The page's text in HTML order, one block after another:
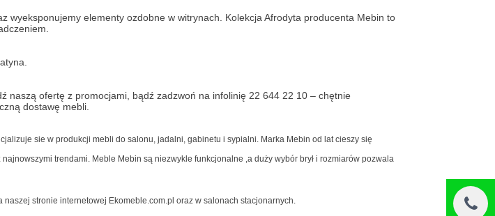
wyeksponujemy elementy ozdobne w witrynach. Kolekcja Afrodyta producenta Mebin to
naszą ofertę z promocjami, bądź zadzwoń na infolinię 22 644 22 10 – chętnie
dostawę mebli.
sie w produkcji mebli do salonu, jadalni, gabinetu i sypialni. Marka Mebin od lat cieszy się
trendami. Meble Mebin są niezwykle funkcjonalne ,a duży wybór brył i rozmiarów pozwala
stronie internetowej Ekomeble.com.pl oraz w salonach stacjonarnych.